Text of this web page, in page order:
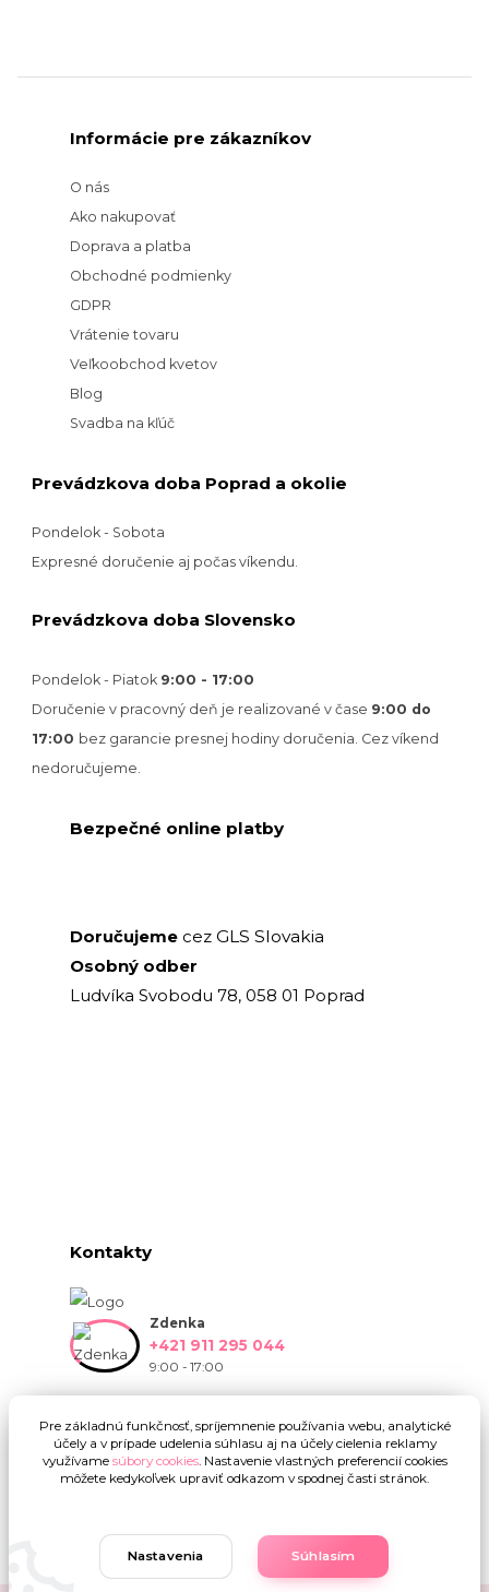
Informácie pre zákazníkov
O nás
Ako nakupovať
Doprava a platba
Obchodné podmienky
GDPR
Vrátenie tovaru
Veľkoobchod kvetov
Blog
Svadba na kľúč
Prevádzkova doba Poprad a okolie
Pondelok - Sobota
Expresné doručenie aj počas víkendu.
Prevádzkova doba Slovensko
Pondelok - Piatok 9:00 - 17:00
Doručenie v pracovný deň je realizované v čase 9:00 do
17:00 bez garancie presnej hodiny doručenia. Cez víkend
nedoručujeme.
Bezpečné online platby
Doručujeme cez GLS Slovakia
Osobný odber
Ludvíka Svobodu 78, 058 01 Poprad
Kontakty
Zdenka
+421 911 295 044
9:00 - 17:00
Upravit sběr cookies.
Pre základnú funkčnosť, spríjemnenie používania webu, analytické
účely a v prípade udelenia súhlasu aj na účely cielenia reklamy
využívame súbory cookies. Nastavenie vlastných preferencií cookies
môžete kedykoľvek upraviť odkazom v spodnej časti stránok.
Nastavenia Súhlasím